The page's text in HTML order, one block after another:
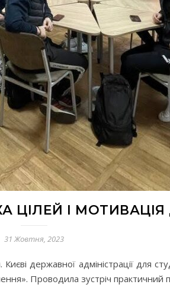
ЦІЛЕЙ І
31 Жовтня, 2023
державної адміністрації для
Проводила зустріч практичний